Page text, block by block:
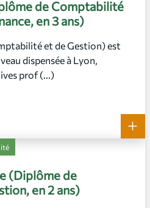
de Comptabilité
en 3 ans)
et de Gestion) est
dispensée à Lyon,
prof (...)
+
(Diplôme de
en 2 ans)